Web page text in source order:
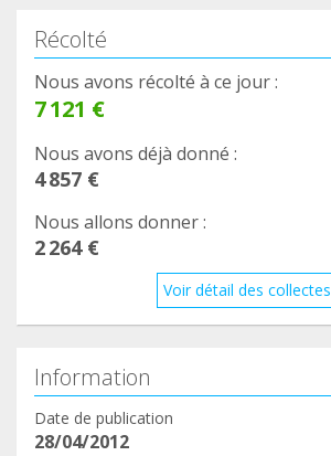
Récolté
Nous avons récolté à ce jour :
7 121 €
Nous avons déjà donné :
4 857 €
Nous allons donner :
2 264 €
Voir détail des collectes
Information
Date de publication
28/04/2012